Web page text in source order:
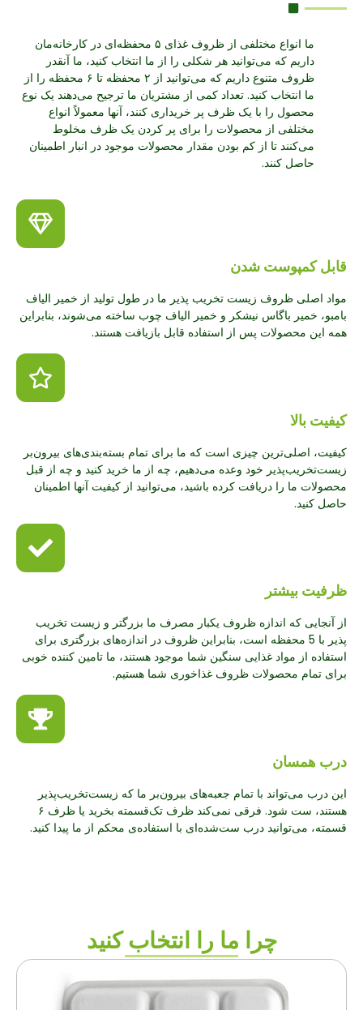
ما انواع مختلفی از ظروف غذای ۵ محفظه‌ای در کارخانه‌مان
داریم که می‌توانید هر شکلی را از ما انتخاب کنید، ما آنقدر
ظروف متنوع داریم که می‌توانید از ۲ محفظه تا ۶ محفظه را از
ما انتخاب کنید. تعداد کمی از مشتریان ما ترجیح می‌دهند یک نوع
محصول را با یک ظرف پر خریداری کنند، آنها معمولاً انواع
مختلفی از محصولات را برای پر کردن یک ظرف مخلوط
می‌کنند تا از کم بودن مقدار محصولات موجود در انبار اطمینان
حاصل کنند.
قابل کمپوست شدن
مواد اصلی ظروف زیست تخریب پذیر ما در طول تولید از خمیر الیاف
بامبو، خمیر باگاس نیشکر و خمیر الیاف چوب ساخته می‌شوند، بنابراین
همه این محصولات پس از استفاده قابل بازیافت هستند.
کیفیت بالا
کیفیت، اصلی‌ترین چیزی است که ما برای تمام بسته‌بندی‌های بیرون‌بر
زیست‌تخریب‌پذیر خود وعده می‌دهیم، چه از ما خرید کنید و چه از قبل
محصولات ما را دریافت کرده باشید، می‌توانید از کیفیت آنها اطمینان
حاصل کنید.
ظرفیت بیشتر
از آنجایی که اندازه ظروف یکبار مصرف ما بزرگتر و زیست تخریب
پذیر با 5 محفظه است، بنابراین ظروف در اندازه‌های بزرگتری برای
استفاده از مواد غذایی سنگین شما موجود هستند، ما تامین کننده خوبی
برای تمام محصولات ظروف غذاخوری شما هستیم.
درب همسان
این درب می‌تواند با تمام جعبه‌های بیرون‌بر ما که زیست‌تخریب‌پذیر
هستند، ست شود. فرقی نمی‌کند ظرف تک‌قسمته بخرید یا ظرف ۶
قسمته، می‌توانید درب ست‌شده‌ای با استفاده‌ی محکم از ما پیدا کنید.
چرا ما را انتخاب کنید